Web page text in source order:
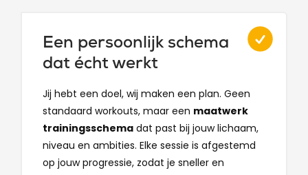
Een persoonlijk schema
dat écht werkt
Jij hebt een doel, wij maken een plan. Geen
standaard workouts, maar een maatwerk
trainingsschema dat past bij jouw lichaam,
niveau en ambities. Elke sessie is afgestemd
op jouw progressie, zodat je sneller en